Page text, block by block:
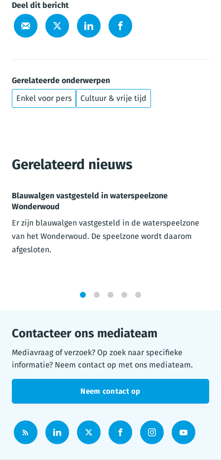
Deel dit bericht
Gerelateerde onderwerpen
Enkel voor pers
Cultuur & vrije tijd
Gerelateerd nieuws
Blauwalgen vastgesteld in waterspeelzone
Wonderwoud
Er zijn blauwalgen vastgesteld in de waterspeelzone
van het Wonderwoud. De speelzone wordt daarom
afgesloten.
Contacteer ons mediateam
Mediavraag of verzoek? Op zoek naar specifieke
informatie? Neem contact op met ons mediateam.
Neem contact op